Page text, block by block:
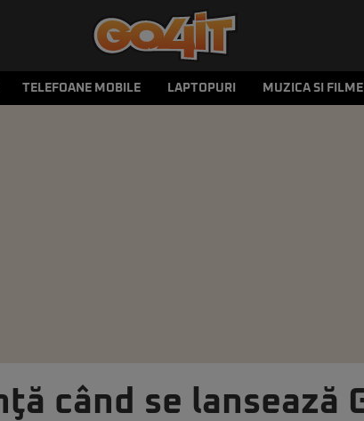
TELEFOANE MOBILE LAPTOPURI MUZICA SI FILME
când se lansează